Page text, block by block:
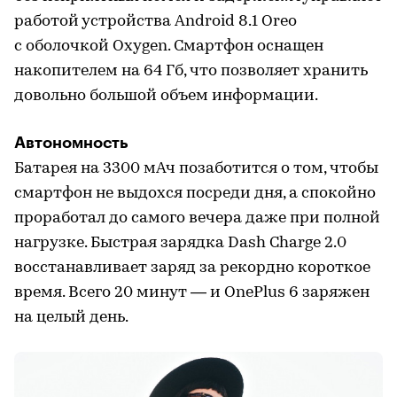
работой устройства Android 8.1 Oreo
с оболочкой Oxygen. Смартфон оснащен
накопителем на 64 Гб, что позволяет хранить
довольно большой объем информации.
Автономность
Батарея на 3300 мАч позаботится о том, чтобы
смартфон не выдохся посреди дня, а спокойно
проработал до самого вечера даже при полной
нагрузке. Быстрая зарядка Dash Charge 2.0
восстанавливает заряд за рекордно короткое
время. Всего 20 минут — и OnePlus 6 заряжен
на целый день.